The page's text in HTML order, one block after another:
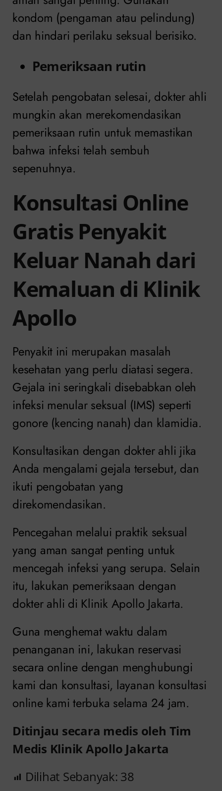
kondom (pengaman atau pelindung)
dan hindari perilaku seksual berisiko.
Pemeriksaan rutin
Setelah pengobatan selesai, dokter ahli
mungkin akan merekomendasikan
pemeriksaan rutin untuk memastikan
bahwa infeksi telah sembuh
sepenuhnya.
Konsultasi Online
Gratis Penyakit
Keluar Nanah dari
Kemaluan di Klinik
Apollo
Penyakit ini merupakan masalah
kesehatan yang perlu diatasi segera.
Gejala ini seringkali disebabkan oleh
infeksi menular seksual (IMS) seperti
gonore (kencing nanah) dan klamidia.
Konsultasikan dengan dokter ahli jika
Anda mengalami gejala tersebut, dan
ikuti pengobatan yang
direkomendasikan.
Pencegahan melalui praktik seksual
yang aman sangat penting untuk
mencegah infeksi yang serupa. Selain
itu, lakukan pemeriksaan dengan
dokter ahli di Klinik Apollo Jakarta.
Guna menghemat waktu dalam
penanganan ini, lakukan reservasi
secara online dengan menghubungi
kami dan konsultasi, layanan konsultasi
online kami terbuka selama 24 jam.
Ditinjau secara medis oleh Tim
Medis Klinik Apollo Jakarta
Dilihat Sebanyak: 38